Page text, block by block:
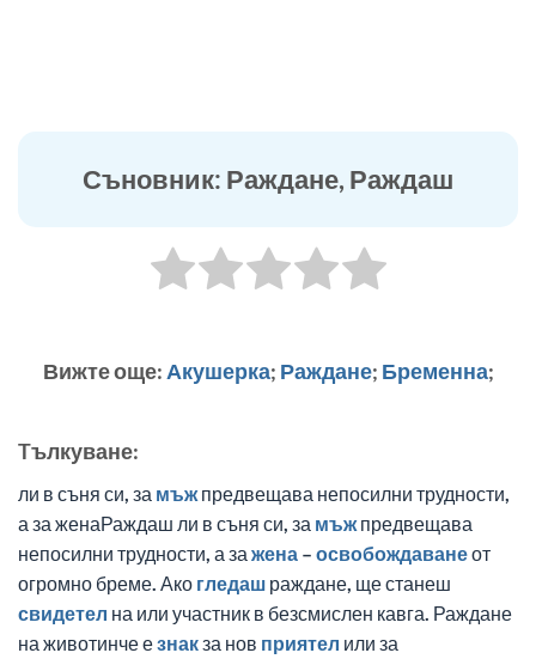
Съновник: Раждане, Раждаш
Вижте още: Акушерка; Раждане; Бременна;
Tълкуване:
ли в съня си, за мъжпредвещава непосилни трудности,
а за женаРаждаш ли в съня си, за мъжпредвещава
непосилни трудности, а за жена – освобождаванеот
огромно бреме. Ако гледаш раждане, ще станеш
свидетел на или участник в безсмислен кавга. Раждане
на животинче езнакза нов приятел или за